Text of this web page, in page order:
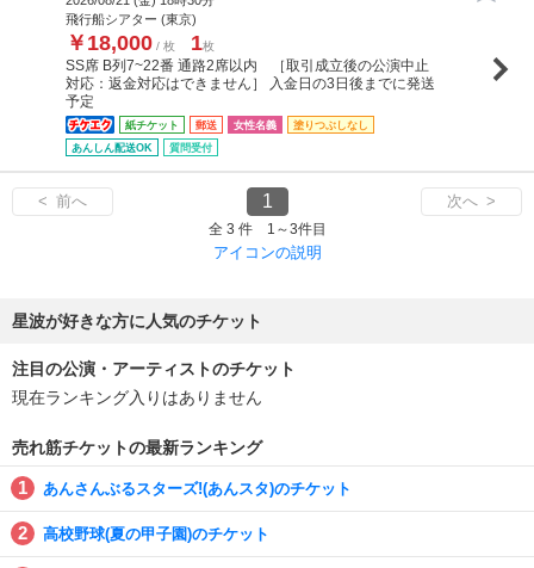
飛行船シアター (東京)
￥18,000 / 枚 1枚
SS席 B列7~22番 通路2席以内 ［取引成立後の公演中止
対応：返金対応はできません］ 入金日の3日後までに発送
予定
紙チケット 郵送 女性名義
塗りつぶしなし
あんしん配送OK
質問受付
< 前へ 1 次へ >
全 3 件 1～3件目
アイコンの説明
星波が好きな方に人気のチケット
注目の公演・アーティストのチケット
現在ランキング入りはありません
売れ筋チケットの最新ランキング
あんさんぶるスターズ!(あんスタ)のチケット
高校野球(夏の甲子園)のチケット